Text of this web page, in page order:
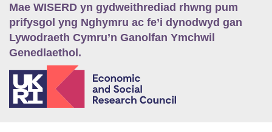
Mae WISERD yn gydweithrediad rhwng pum
prifysgol yng Nghymru ac fe’i dynodwyd gan
Lywodraeth Cymru’n Ganolfan Ymchwil
Genedlaethol.